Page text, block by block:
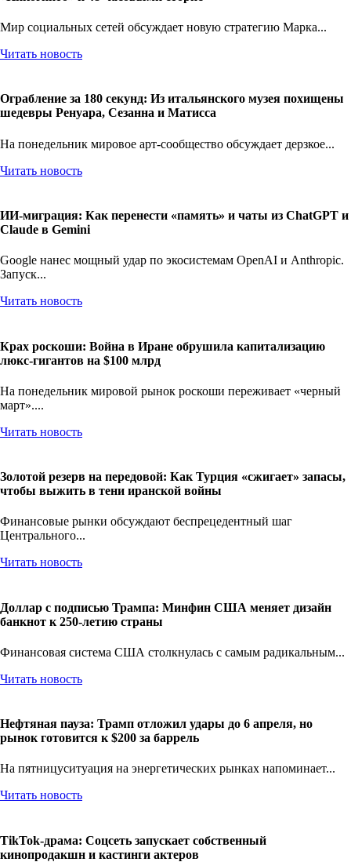
Мир социальных сетей обсуждает новую стратегию Марка...
Читать новость
Ограбление за 180 секунд: Из итальянского музея похищены
шедевры Ренуара, Сезанна и Матисса
На понедельник мировое арт-сообщество обсуждает дерзкое...
Читать новость
ИИ-миграция: Как перенести «память» и чаты из ChatGPT и
Claude в Gemini
Google нанес мощный удар по экосистемам OpenAI и Anthropic.
Запуск...
Читать новость
Крах роскоши: Война в Иране обрушила капитализацию
люкс-гигантов на $100 млрд
На понедельник мировой рынок роскоши переживает «черный
март»....
Читать новость
Золотой резерв на передовой: Как Турция «сжигает» запасы,
чтобы выжить в тени иранской войны
Финансовые рынки обсуждают беспрецедентный шаг
Центрального...
Читать новость
Доллар с подписью Трампа: Минфин США меняет дизайн
банкнот к 250-летию страны
Финансовая система США столкнулась с самым радикальным...
Читать новость
Нефтяная пауза: Трамп отложил удары до 6 апреля, но
рынок готовится к $200 за баррель
На пятницуситуация на энергетических рынках напоминает...
Читать новость
TikTok-драма: Соцсеть запускает собственный
кинопродакшн и кастинги актеров